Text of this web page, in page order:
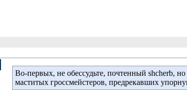
Во-первых, не обессудьте, почтенный shcherb,
маститых гроссмейстеров, предрекавших